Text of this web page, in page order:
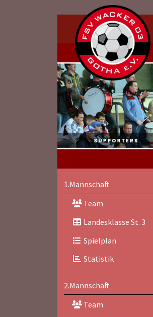
1.Mannschaft
Team
Landesklasse St. 3
Spielplan
Statistik
2.Mannschaft
Team